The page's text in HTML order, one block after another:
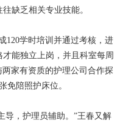
缺乏相关专业技能。
学时培训并通过考核，进
能独立上岗，并且科室每周
家有资质的护理公司合作探
免陪照护床位。
，护理员辅助。”王春又解